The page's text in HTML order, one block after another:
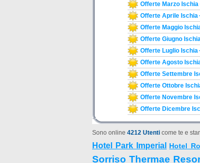
Offerte Marzo Ischia
Offerte Aprile Ischia
Offerte Maggio
Offerte Giugno
Offerte Luglio Ischia
Offerte Agosto
Offerte Settembre
Offerte Ottobre
Offerte Novembre
Offerte Dicembre
Sono online 4212 Utenti come te e
Hotel Park Imperial Hotel
Sorriso Thermae